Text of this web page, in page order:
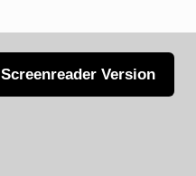
Screenreader Version